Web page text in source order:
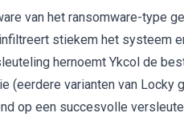
van het ransomware-type
stiekem het systeem
hernoemt Ykcol de
(eerdere varianten van Locky
op een succesvolle